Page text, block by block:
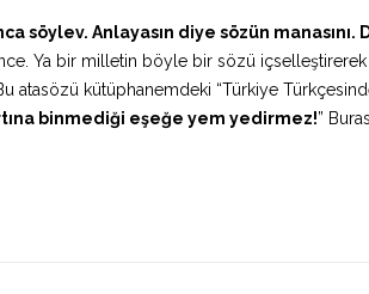
söylev. Anlayasın diye sözün manasını.
Ya bir milletin böyle bir sözü içselleştirerek
atasözü kütüphanemdeki “Türkiye
binmediği eşeğe yem yedirmez!”